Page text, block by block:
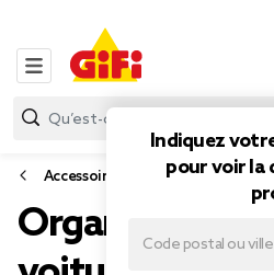
Indiquez
pour voir la
Accessoires voiture
Organisateur